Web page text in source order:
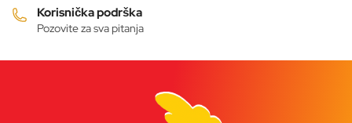
proizvoda.
Korisnička podrška
Pozovite za sva pitanja